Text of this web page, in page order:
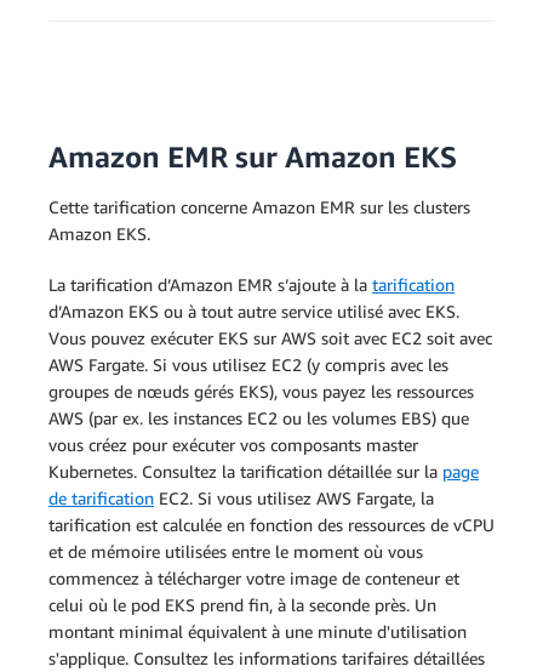
Amazon EMR sur Amazon EKS
Cette tarification concerne Amazon EMR sur les clusters
Amazon EKS.
La tarification d’Amazon EMR s’ajoute à la tarification
d’Amazon EKS ou à tout autre service utilisé avec EKS.
Vous pouvez exécuter EKS sur AWS soit avec EC2 soit avec
AWS Fargate. Si vous utilisez EC2 (y compris avec les
groupes de nœuds gérés EKS), vous payez les ressources
AWS (par ex. les instances EC2 ou les volumes EBS) que
vous créez pour exécuter vos composants master
Kubernetes. Consultez la tarification détaillée sur la page
de tarification EC2. Si vous utilisez AWS Fargate, la
tarification est calculée en fonction des ressources de vCPU
et de mémoire utilisées entre le moment où vous
commencez à télécharger votre image de conteneur et
celui où le pod EKS prend fin, à la seconde près. Un
montant minimal équivalent à une minute d'utilisation
s'applique. Consultez les informations tarifaires détaillées